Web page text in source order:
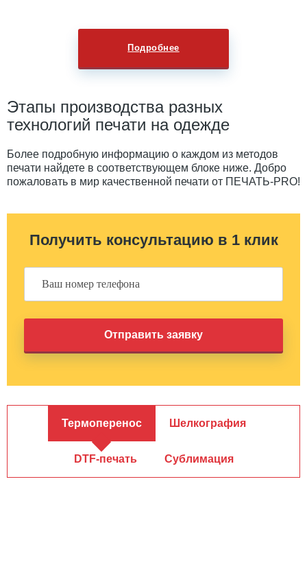
Подробнее
Этапы производства разных
технологий печати на одежде
Более подробную информацию о каждом из методов
печати найдете в соответствующем блоке ниже. Добро
пожаловать в мир качественной печати от ПЕЧАТЬ-PRO!
Получить консультацию в 1 клик
Термоперенос Шелкография
DTF-печать Сублимация